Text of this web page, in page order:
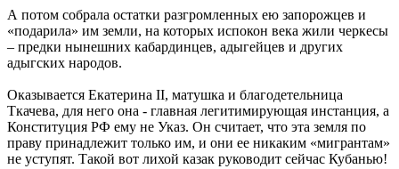
А потом собрала остатки разгромленных ею запорожцев и
«подарила» им земли, на которых испокон века жили черкесы
– предки нынешних кабардинцев, адыгейцев и других
адыгских народов.
Оказывается Екатерина II, матушка и благодетельница
Ткачева, для него она - главная легитимирующая инстанция, а
Конституция РФ ему не Указ. Он считает, что эта земля по
праву принадлежит только им, и они ее никаким «мигрантам»
не уступят. Такой вот лихой казак руководит сейчас Кубанью!